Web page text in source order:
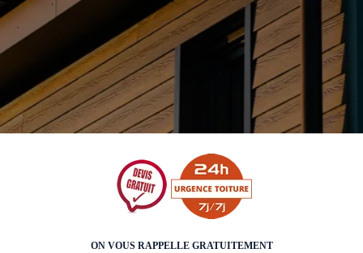
ON VOUS RAPPELLE GRATUITEMENT